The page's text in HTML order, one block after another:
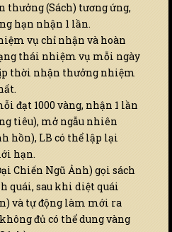
thưởng (Sách) tương ứng,
hạn nhận 1 lần.
vụ chỉ nhận và hoàn
thái nhiệm vụ mỗi ngày
thời nhận thưởng nhiệm
đạt 1000 vàng, nhận 1 lần
tiêu), mở ngẫu nhiên
hồn), LB có thể lập lại
hạn.
Chiến Ngũ Ảnh) gọi sách
quái, sau khi diệt quái
và tự động làm mới ra
đủ có thể dung vàng